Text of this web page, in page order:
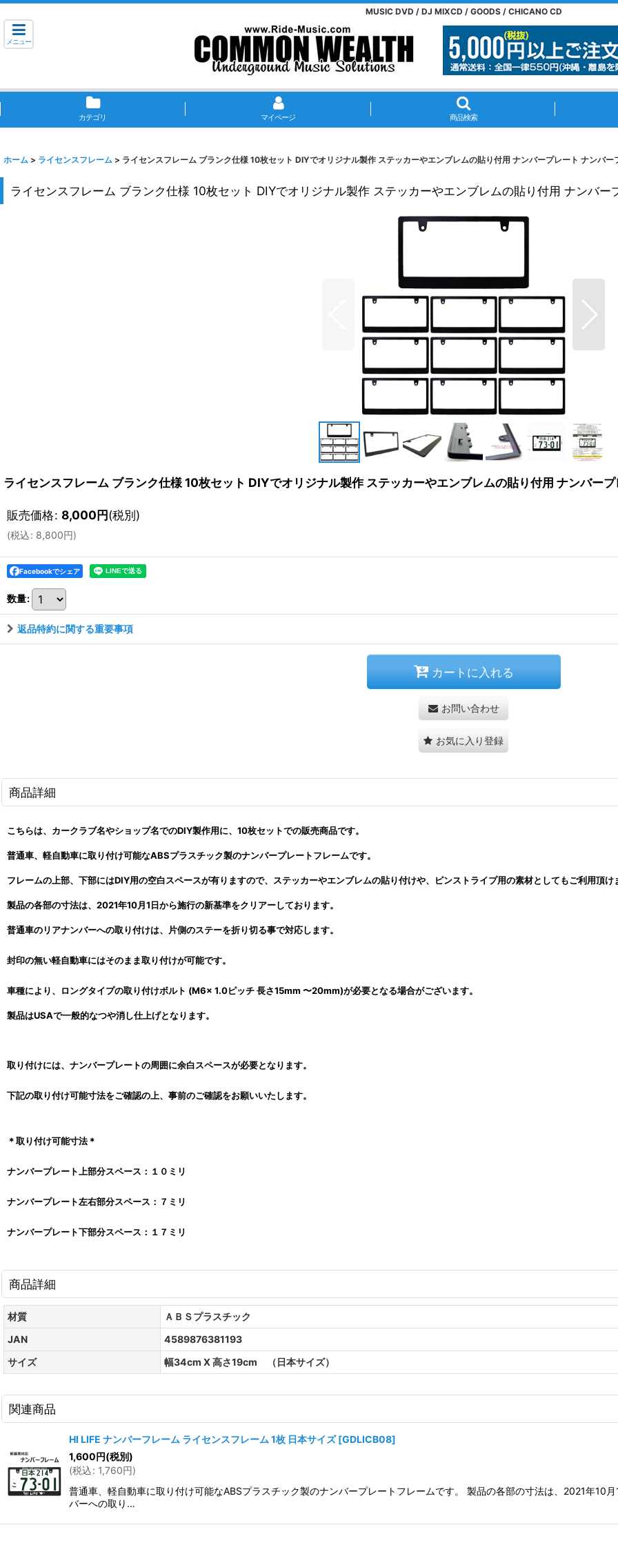
MUSIC DVD / DJ MIXCD / GOODS / CHICANO CD
メニュー
カテゴリ マイページ 商品検索
ホーム > ライセンスフレーム > ライセンスフレーム ブランク仕様 10枚セット DIYでオリジナル製作 ステッカーやエンブレムの貼り付用 ナンバープレート ナンバー
ライセンスフレーム ブランク仕様 10枚セット DIYでオリジナル製作 ステッカーやエンブレムの貼り付用 ナンバ
ライセンスフレーム ブランク仕様 10枚セット DIYでオリジナル製作 ステッカーやエンブレムの貼り付用 ナンバー
販売価格: 8,000円(税別)
(税込: 8,800円)
Facebookでシェア
数量:
返品特約に関する重要事項
カートに入れる
お問い合わせ
お気に入り登録
商品詳細
こちらは、カークラブ名やショップ名でのDIY製作用に、10枚セットでの販売商品です。
普通車、軽自動車に取り付け可能なABSプラスチック製のナンバープレートフレームです。
フレームの上部、下部にはDIY用の空白スペースが有りますので、ステッカーやエンブレムの貼り付けや、ピンストライプ用の素材としてもご利用頂け
製品の各部の寸法は、2021年10月1日から施行の新基準をクリアーしております。
普通車のリアナンバーへの取り付けは、片側のステーを折り切る事で対応します。
封印の無い軽自動車にはそのまま取り付けが可能です。
車種により、ロングタイプの取り付けボルト (M6x 1.0ピッチ 長さ15mm 〜20mm)が必要となる場合がございます。
製品はUSAで一般的なつや消し仕上げとなります。
取り付けには、ナンバープレートの周囲に余白スペースが必要となります。
下記の取り付け可能寸法をご確認の上、事前のご確認をお願いいたします。
＊取り付け可能寸法＊
ナンバープレート上部分スペース：１０ミリ
ナンバープレート左右部分スペース：７ミリ
ナンバープレート下部分スペース：１７ミリ
商品詳細
材質
ＡＢＳプラスチック
JAN
4589876381193
サイズ
幅34cm X 高さ19cm （日本サイズ）
関連商品
HI LIFE ナンバーフレーム ライセンスフレーム 1枚 日本サイズ [GDLICB08]
1,600円(税別)
(税込: 1,760円)
普通車、軽自動車に取り付け可能なABSプラスチック製のナンバープレートフレームです。 製品の各部の寸法は、2021年10
バーへの取り…